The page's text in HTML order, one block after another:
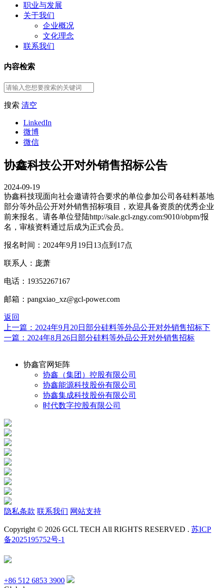
职业与发展
关于我们
企业概况
文化理念
联系我们
内容检索
搜索 清空
LinkedIn
微博
微信
协鑫科技公开对外销售招标公告
2024-09-19
协鑫科技现面向社会邀请符合要求的单位参加公司各硅料基地
部分等外品公开对外销售招标项目，欢迎具备资质的优秀企业
前来报名。请各单位登陆http://sale.gcl-zngy.com:9010/obpm/报
名，审核资料通过后成为正式会员。
报名时间：2024年9月19日13点到17点
联系人：庞萧
电话：19352267167
邮箱：pangxiao_xz@gcl-power.com
返回
上一篇：2024年9月20日部分硅料等外品公开对外销售招标下
一篇：2024年8月26日部分硅料等外品公开对外销售招标
协鑫官网矩阵
协鑫（集团）控股有限公司
协鑫能源科技股份有限公司
协鑫集成科技股份有限公司
时代数字控股有限公司
隐私条款 联系我们 网站支持
Copyright © 2026 GCL TECH All RIGHTS RESERVED . 苏ICP
备2025195752号-1
+86 512 6853 3900